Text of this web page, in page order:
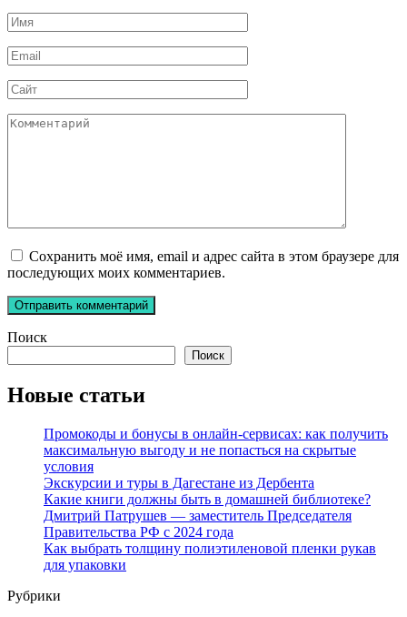
Имя
*
Email
*
Сайт
Комментарий
Сохранить моё имя, email и адрес сайта в этом браузере для
последующих моих комментариев.
Поиск
Поиск
Новые статьи
Промокоды и бонусы в онлайн-сервисах: как получить
максимальную выгоду и не попасться на скрытые
условия
Экскурсии и туры в Дагестане из Дербента
Какие книги должны быть в домашней библиотеке?
Дмитрий Патрушев — заместитель Председателя
Правительства РФ с 2024 года
Как выбрать толщину полиэтиленовой пленки рукав
для упаковки
Рубрики